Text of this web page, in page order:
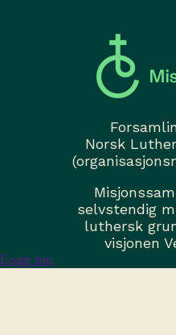
Norsk
selvstendig
luthersk
visjonen
Logg inn